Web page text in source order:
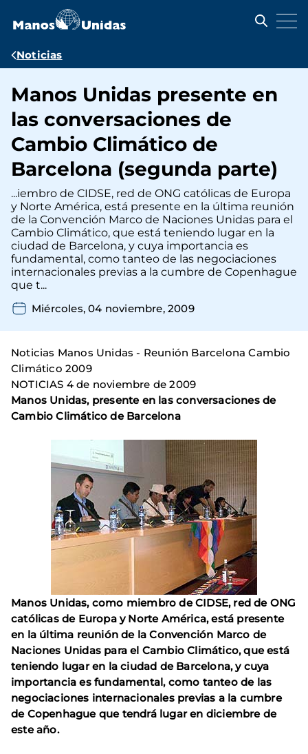
contenido
Ruta
navegación
Noticias
Manos Unidas presente en
las conversaciones de
Cambio Climático de
Barcelona (segunda parte)
...iembro de CIDSE, red de ONG católicas de Europa
y Norte América, está presente en la última reunión
de la Convención Marco de Naciones Unidas para el
Cambio Climático, que está teniendo lugar en la
ciudad de Barcelona, y cuya importancia es
fundamental, como tanteo de las negociaciones
internacionales previas a la cumbre de Copenhague
que t...
Miércoles, 04 noviembre, 2009
Noticias Manos Unidas - Reunión Barcelona Cambio
Climático 2009
NOTICIAS 4 de noviembre de 2009
Manos Unidas, presente en las conversaciones de
Cambio Climático de Barcelona
Manos Unidas, como miembro de CIDSE, red de ONG
católicas de Europa y Norte América, está presente
en la última reunión de la Convención Marco de
Naciones Unidas para el Cambio Climático, que está
teniendo lugar en la ciudad de Barcelona, y cuya
importancia es fundamental, como tanteo de las
negociaciones internacionales previas a la cumbre
de Copenhague que tendrá lugar en diciembre de
este año.